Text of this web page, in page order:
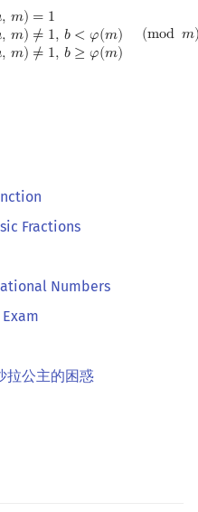
, 𝑚) = 1
, 𝑚) ≠ 1, 𝑏 < 𝜑(𝑚)
, 𝑚) ≠ 1, 𝑏 ≥ 𝜑(𝑚)
(mod 𝑚
b ,gcd(a ,m
Fractions
Numbers
拉公主的困惑